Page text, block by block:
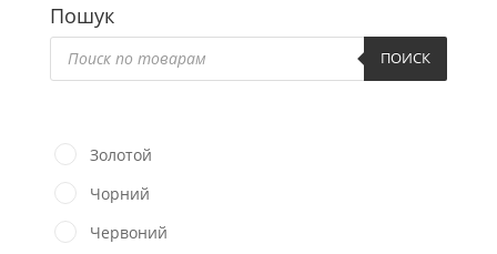
Пошук
Пошук
товарів ПОИСК
Золотой
Чорний
Червоний